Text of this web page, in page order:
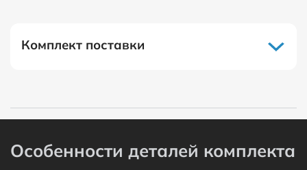
Комплект поставки
Особенности деталей комплекта